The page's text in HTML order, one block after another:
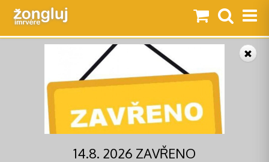
14.8. 2026 ZAVŘENO